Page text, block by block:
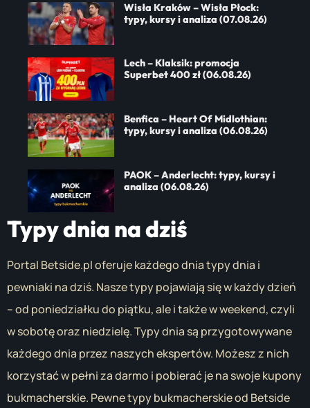
Wisła Kraków – Wisła Płock:
typy, kursy i analiza (07.08.26)
Lech – Klaksik: promocja
Superbet 400 zł (06.08.26)
Benfica – Heart Of Midlothian:
typy, kursy i analiza (06.08.26)
PAOK – Anderlecht: typy, kursy i
analiza (06.08.26)
Typy dnia na dziś
Portal Betside.pl oferuje każdego dnia typy dnia i
pewniaki na dziś. Nasze typy pojawiają się w każdy dzień
– od poniedziałku do piątku, ale i także w weekend, czyli
w sobotę oraz niedzielę. Typy dnia są przygotowywane
każdego dnia przez naszych ekspertów. Możesz z nich
korzystać w pełni za darmo i pobierać je na swoje kupony
bukmacherskie. Pewne typy bukmacherskie od Betside